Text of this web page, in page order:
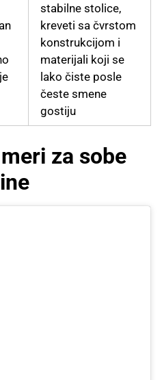
stabilne stolice,
kreveti sa čvrstom
konstrukcijom i
materijali koji se
lako čiste posle
česte smene
gostiju
za sobe